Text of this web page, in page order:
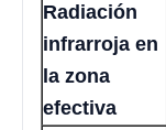
Radiación
infrarroja en
la zona
efectiva